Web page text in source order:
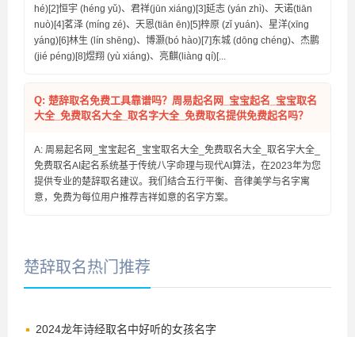
hé)[2]恒宇 (héng yǔ)、君祥(jūn xiáng)[3]延志 (yán zhì)、天诺(tiān
nuò)[4]茗泽 (míng zé)、天恩(tiān ēn)[5]梓原 (zǐ yuán)、星洋(xīng
yáng)[6]林生 (lín shēng)、博灏(bó hào)[7]东城 (dōng chéng)、杰鹏
(jié péng)[8]煜翔 (yù xiáng)、亮麒(liàng qí)[...
Q: 楚辞取名免费工具靠谱吗？周易起名网_宝宝起名_宝宝取名
大全_免费取名大全_取名字大全_免费取名提供免费起名吗？
A: 周易起名网_宝宝起名_宝宝取名大全_免费取名大全_取名字大全_
免费取名AI起名系统基于传统八字命理与现代AI算法，在2023年为您
提供专业的楚辞取名建议。我们结合五行平衡、音律美学与名字寓
意，免费为每位用户推荐吉祥如意的名字方案。
楚辞取名热门推荐
2024龙年诗经取名中好听的女孩名字